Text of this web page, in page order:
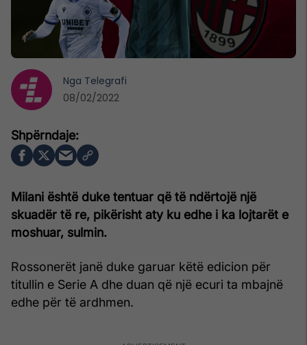
Milani është duke tentuar që të ndërtojë një
skuadër të re, pikërisht aty ku edhe i ka lojtarët e
moshuar, sulmin.
Rossonerët janë duke garuar këtë edicion për
titullin e Serie A dhe duan që një ecuri ta mbajnë
edhe për të ardhmen.
Nga Telegrafi
08/02/2022